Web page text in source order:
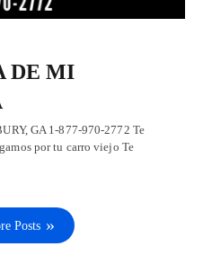
DE MI
GA 1-877-970-2772 Te
por tu carro viejo Te
Posts